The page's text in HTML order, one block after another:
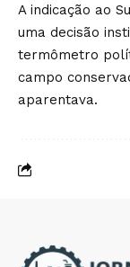
A indicação ao
uma decisão
termômetro
campo
aparentava.